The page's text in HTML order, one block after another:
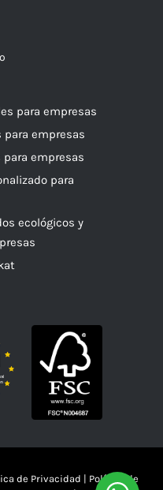
para empresas
empresas
para empresas
para
ecológicos y
de Privacidad | Política de